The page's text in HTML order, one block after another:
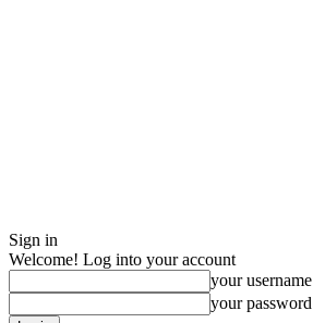
Sign in
Welcome! Log into your account
your username
your password